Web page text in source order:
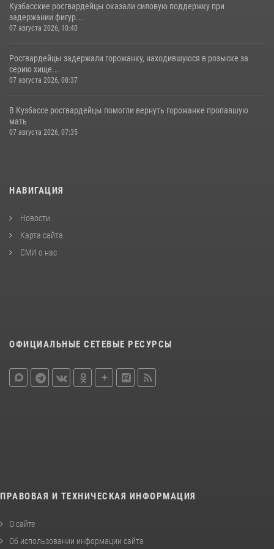
Кузбасские росгвардейцы оказали силовую поддержку при
задержании фигур...
07 августа 2026, 10:40
Росгвардейцы задержали горожанку, находившуюся в розыске за
серию хище...
07 августа 2026, 08:37
В Кузбассе росгвардейцы помогли вернуть горожанке пропавшую
мать
07 августа 2026, 07:35
НАВИГАЦИЯ
Новости
Карта сайта
СМИ о нас
ОФИЦИАЛЬНЫЕ СЕТЕВЫЕ РЕСУРСЫ
ПРАВОВАЯ И ТЕХНИЧЕСКАЯ ИНФОРМАЦИЯ
О сайте
Об использовании информации сайта